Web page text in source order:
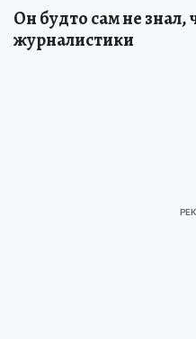
Он будто сам не знал,
журналистики